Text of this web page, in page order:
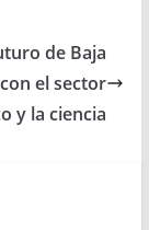
de Baja
el sector
y la ciencia